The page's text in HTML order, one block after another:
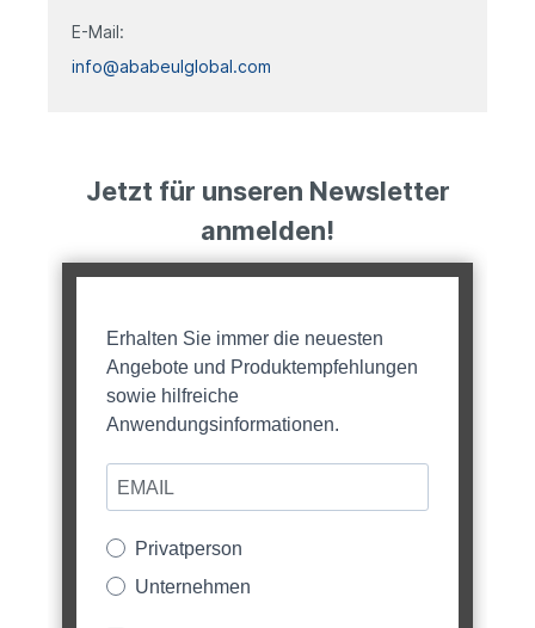
E-Mail:
info@ababeulglobal.com
Jetzt für unseren Newsletter
anmelden!
Erhalten Sie immer die neuesten
Angebote und Produktempfehlungen
sowie hilfreiche
Anwendungsinformationen.
Privatperson
Unternehmen